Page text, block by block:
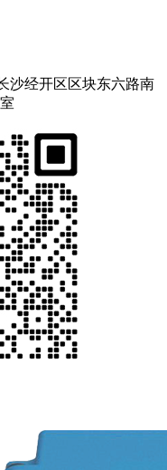
沙经开区区块东六路南